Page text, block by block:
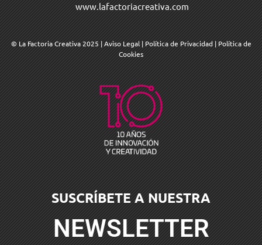
www.lafactoriacreativa.com
© La Factoria Creativa 2025 |Aviso Legal | Política de Privacidad | Política de
Cookies
SUSCRÍBETE A NUESTRA
NEWSLETTER